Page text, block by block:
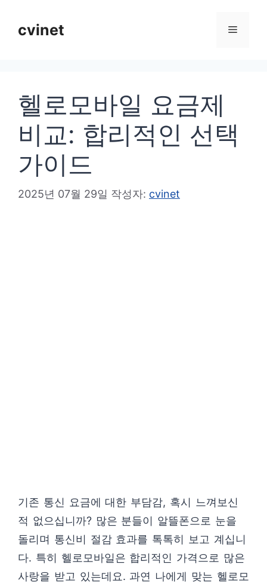
cvinet 메
헬로모바일 요금제
비교: 합리적인 선택
가이드
2025년 07월 29일 작성자: cvinet
기존 통신 요금에 대한 부담감, 혹시 느껴보신
적 없으십니까? 많은 분들이 알뜰폰으로 눈을
돌리며 통신비 절감 효과를 톡톡히 보고 계십니
다. 특히 헬로모바일은 합리적인 가격으로 많은
사랑을 받고 있는데요. 과연 나에게 맞는 헬로모